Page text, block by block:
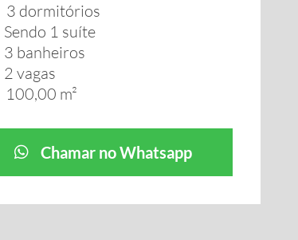
3 dormitórios
Sendo 1 suíte
3 banheiros
2 vagas
100,00 m²
Chamar no Whatsapp